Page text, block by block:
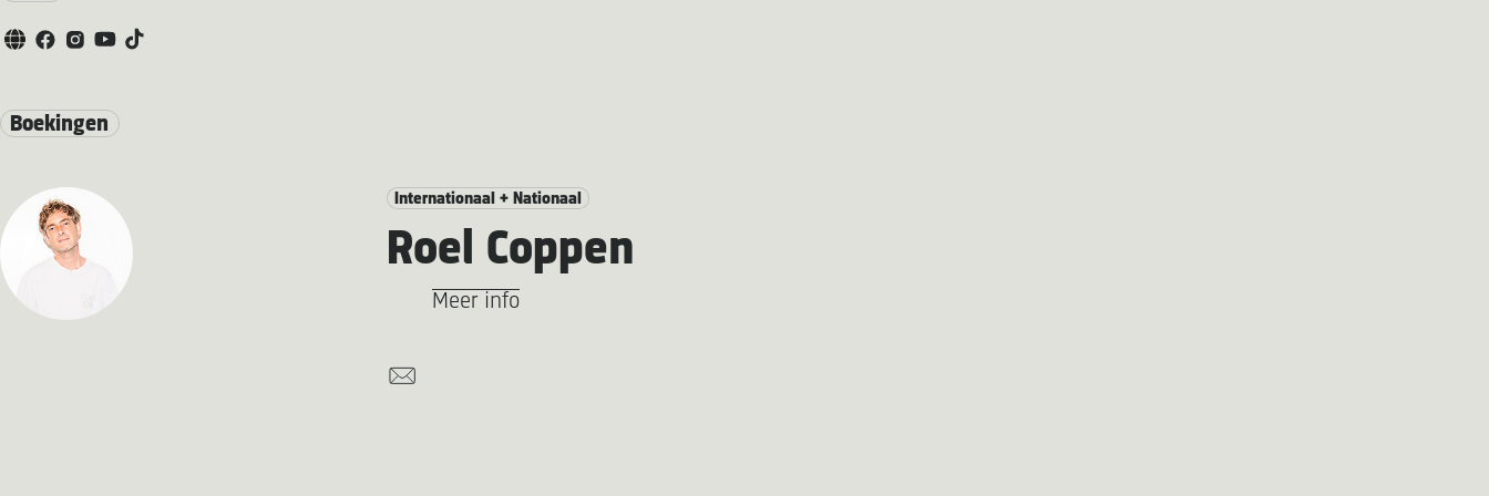
Boekingen
Internationaal + Nationaal
Roel Coppen
Meer info